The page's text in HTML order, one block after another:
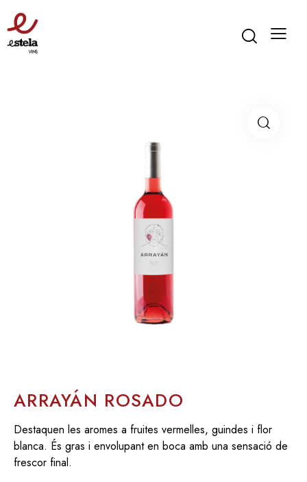
ARRAYÁN ROSADO
Destaquen les aromes a fruites vermelles, guindes i flor
blanca. És gras i envolupant en boca amb una sensació de
frescor final.